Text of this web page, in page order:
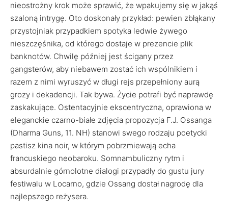
nieostrożny krok może sprawić, że wpakujemy się w jakąś
szaloną intrygę. Oto doskonały przykład: pewien zbłąkany
przystojniak przypadkiem spotyka ledwie żywego
nieszczęśnika, od którego dostaje w prezencie plik
banknotów. Chwilę później jest ścigany przez
gangsterów, aby niebawem zostać ich wspólnikiem i
razem z nimi wyruszyć w długi rejs przepełniony aurą
grozy i dekadencji. Tak bywa. Życie potrafi być naprawdę
zaskakujące. Ostentacyjnie ekscentryczna, oprawiona w
eleganckie czarno-białe zdjęcia propozycja F.J. Ossanga
(Dharma Guns, 11. NH) stanowi swego rodzaju poetycki
pastisz kina noir, w którym pobrzmiewają echa
francuskiego neobaroku. Somnambuliczny rytm i
absurdalnie górnolotne dialogi przypadły do gustu jury
festiwalu w Locarno, gdzie Ossang dostał nagrodę dla
najlepszego reżysera.